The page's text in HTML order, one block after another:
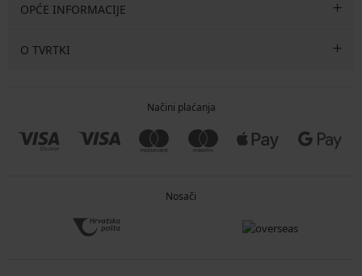
OPĆE INFORMACIJE
O TVRTKI
Načini plaćanja
Nosači